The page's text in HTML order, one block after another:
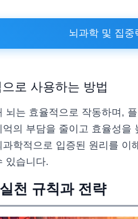
뇌과학 및 집중
로 사용하는 방법
뇌는 효율적으로 작동하며,
의 부담을 줄이고 효율성을
학적으로 입증된 원리를 이
있습니다.
천 규칙과 전략